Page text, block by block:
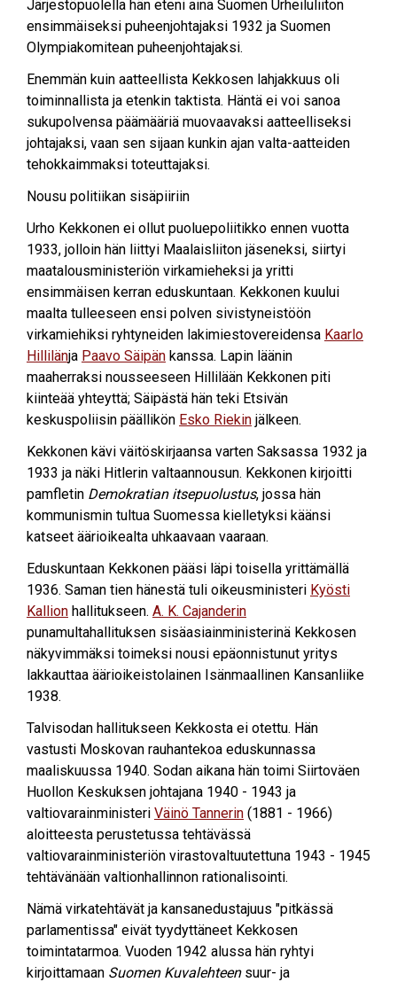
Järjestöpuolella hän eteni aina Suomen Urheiluliiton
ensimmäiseksi puheenjohtajaksi 1932 ja Suomen
Olympiakomitean puheenjohtajaksi.
Enemmän kuin aatteellista Kekkosen lahjakkuus oli
toiminnallista ja etenkin taktista. Häntä ei voi sanoa
sukupolvensa päämääriä muovaavaksi aatteelliseksi
johtajaksi, vaan sen sijaan kunkin ajan valta-aatteiden
tehokkaimmaksi toteuttajaksi.
Nousu politiikan sisäpiiriin
Urho Kekkonen ei ollut puoluepoliitikko ennen vuotta
1933, jolloin hän liittyi Maalaisliiton jäseneksi, siirtyi
maatalousministeriön virkamieheksi ja yritti
ensimmäisen kerran eduskuntaan. Kekkonen kuului
maalta tulleeseen ensi polven sivistyneistöön
virkamiehiksi ryhtyneiden lakimiestovereidensa Kaarlo
Hillilänja Paavo Säipän kanssa. Lapin läänin
maaherraksi nousseeseen Hillilään Kekkonen piti
kiinteää yhteyttä; Säipästä hän teki Etsivän
keskuspoliisin päällikön Esko Riekin jälkeen.
Kekkonen kävi väitöskirjaansa varten Saksassa 1932 ja
1933 ja näki Hitlerin valtaannousun. Kekkonen kirjoitti
pamfletin Demokratian itsepuolustus, jossa hän
kommunismin tultua Suomessa kielletyksi käänsi
katseet äärioikealta uhkaavaan vaaraan.
Eduskuntaan Kekkonen pääsi läpi toisella yrittämällä
1936. Saman tien hänestä tuli oikeusministeri Kyösti
Kallion hallitukseen. A. K. Cajanderin
punamultahallituksen sisäasiainministerinä Kekkosen
näkyvimmäksi toimeksi nousi epäonnistunut yritys
lakkauttaa äärioikeistolainen Isänmaallinen Kansanliike
1938.
Talvisodan hallitukseen Kekkosta ei otettu. Hän
vastusti Moskovan rauhantekoa eduskunnassa
maaliskuussa 1940. Sodan aikana hän toimi Siirtoväen
Huollon Keskuksen johtajana 1940 - 1943 ja
valtiovarainministeri Väinö Tannerin (1881 - 1966)
aloitteesta perustetussa tehtävässä
valtiovarainministeriön virastovaltuutettuna 1943 - 1945
tehtävänään valtionhallinnon rationalisointi.
Nämä virkatehtävät ja kansanedustajuus "pitkässä
parlamentissa" eivät tyydyttäneet Kekkosen
toimintatarmoa. Vuoden 1942 alussa hän ryhtyi
kirjoittamaan Suomen Kuvalehteensuur- ja